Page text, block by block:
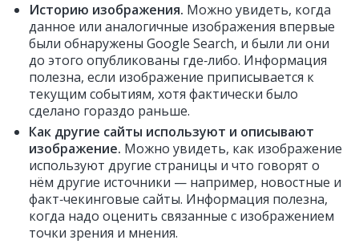
Историю изображения. Можно увидеть, когда
данное или аналогичные изображения впервые
были обнаружены Google Search, и были ли они
до этого опубликованы где‑либо. Информация
полезна, если изображение приписывается к
текущим событиям, хотя фактически было
сделано гораздо раньше.
Как другие сайты используют и описывают
изображение. Можно увидеть, как изображение
используют другие страницы и что говорят о
нём другие источники — например, новостные и
факт‑чекинговые сайты. Информация полезна,
когда надо оценить связанные с изображением
точки зрения и мнения.